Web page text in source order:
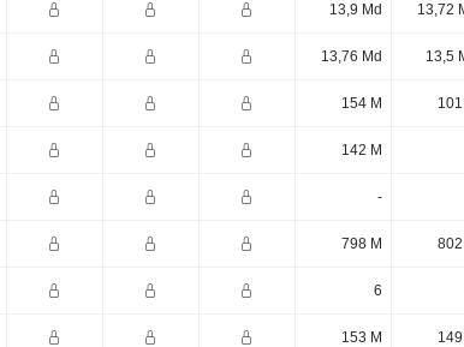
13,9 Md 13,72
13,76 Md 13,5
154 M 101
142 M
-
798 M 802
6
153 M 149